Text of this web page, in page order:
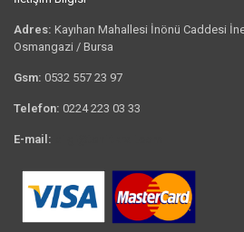
Adres: Kayıhan Mahallesi İnönü Caddesi
Osmangazi / Bursa
Gsm: 0532 557 23 97
Telefon: 0224 223 03 33
E-mail: